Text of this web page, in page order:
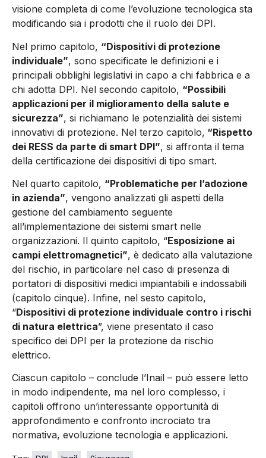
visione completa di come l’evoluzione tecnologica sta
modificando sia i prodotti che il ruolo dei DPI.
Nel primo capitolo, “Dispositivi di protezione
individuale”, sono specificate le definizioni e i
principali obblighi legislativi in capo a chi fabbrica e a
chi adotta DPI. Nel secondo capitolo, “Possibili
applicazioni per il miglioramento della salute e
sicurezza”, si richiamano le potenzialità dei sistemi
innovativi di protezione. Nel terzo capitolo, “Rispetto
dei RESS da parte di smart DPI”, si affronta il tema
della certificazione dei dispositivi di tipo smart.
Nel quarto capitolo, “Problematiche per l’adozione
in azienda”, vengono analizzati gli aspetti della
gestione del cambiamento seguente
all’implementazione dei sistemi smart nelle
organizzazioni. Il quinto capitolo, “Esposizione ai
campi elettromagnetici”, è dedicato alla valutazione
del rischio, in particolare nel caso di presenza di
portatori di dispositivi medici impiantabili e indossabili
(capitolo cinque). Infine, nel sesto capitolo,
“Dispositivi di protezione individuale contro i rischi
di natura elettrica”, viene presentato il caso
specifico dei DPI per la protezione da rischio
elettrico.
Ciascun capitolo – conclude l’Inail – può essere letto
in modo indipendente, ma nel loro complesso, i
capitoli offrono un’interessante opportunità di
approfondimento e confronto incrociato tra
normativa, evoluzione tecnologia e applicazioni.